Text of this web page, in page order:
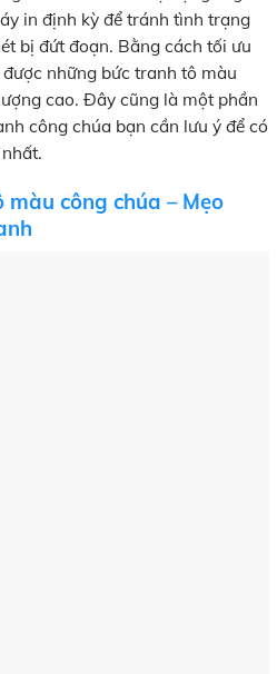
in định kỳ để tránh tình trạng
bị đứt đoạn. Bằng cách tối ưu
những bức tranh tô màu
cao. Đây cũng là một phần
công chúa bạn cần lưu ý để có
công chúa – Mẹo